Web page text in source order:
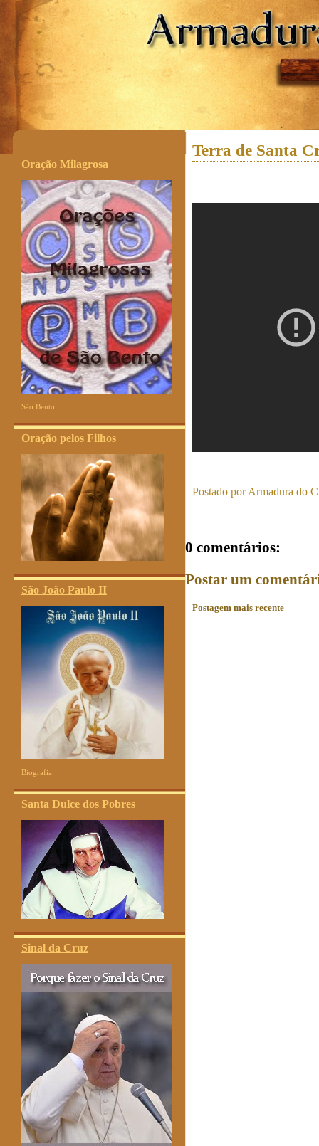
.
Oração Milagrosa
São Bento
Oração pelos Filhos
São João Paulo II
Biografia
Santa Dulce dos Pobres
Sinal da Cruz
Terra de Santa
Postado porArmadura do
0 comentários:
Postar um
Postagem mais recente